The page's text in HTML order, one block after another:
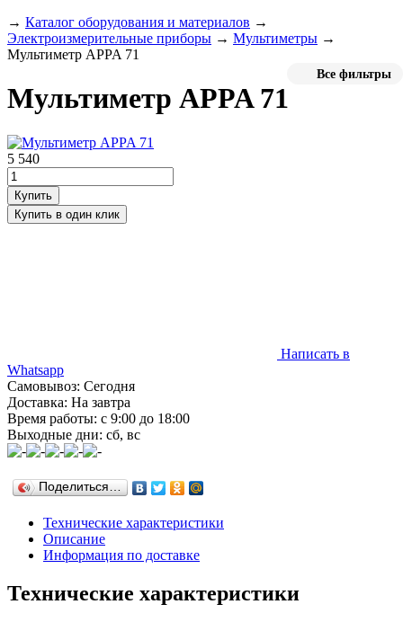
→ Каталог оборудования и материалов →
Электроизмерительные приборы → Мультиметры →
Мультиметр APPA 71
Все фильтры
Мультиметр APPA 71
5 540
Написать в
Whatsapp
Самовывоз: Сегодня
Доставка: На завтра
Время работы: с 9:00 до 18:00
Выходные дни: сб, вс
Поделиться…
Технические характеристики
Описание
Информация по доставке
Технические характеристики